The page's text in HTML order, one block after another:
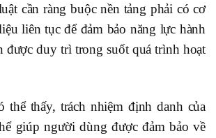
cần ràng buộc nền tảng phải có cơ
liên tục để đảm bảo năng lực hành
được duy trì trong suốt quá trình hoạt
thể thấy, trách nhiệm định danh của
giúp người dùng được đảm bảo về